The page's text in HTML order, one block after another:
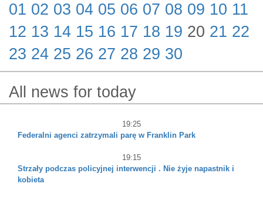
01 02 03 04 05 06 07 08 09 10 11
12 13 14 15 16 17 18 19 20 21 22
23 24 25 26 27 28 29 30
All news for today
19:25
Federalni agenci zatrzymali parę w Franklin Park
19:15
Strzały podczas policyjnej interwencji . Nie żyje napastnik i
kobieta